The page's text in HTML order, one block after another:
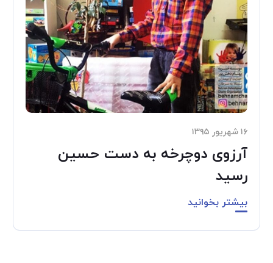
۱۶ شهریور ۱۳۹۵
آرزوی دوچرخه به دست حسین
رسید
بیشتر بخوانید